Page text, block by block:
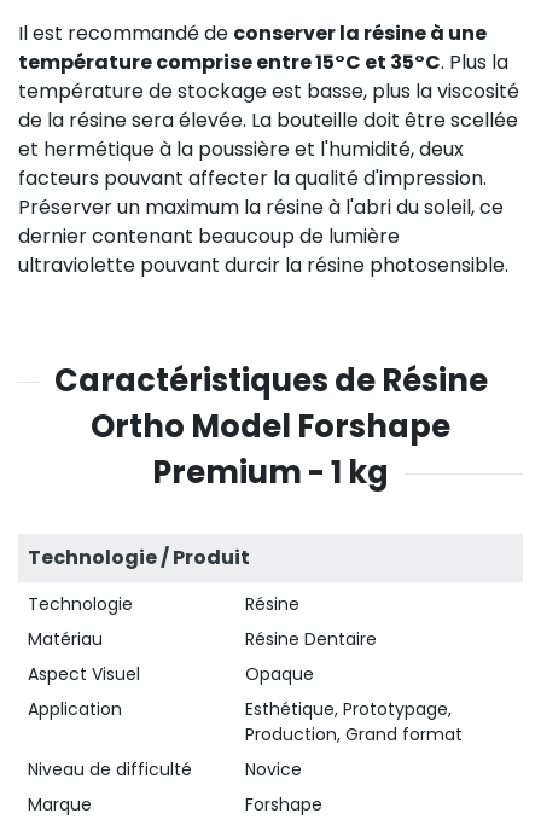
Il est recommandé de conserver la résine à une
température comprise entre 15°C et 35°C. Plus la
température de stockage est basse, plus la viscosité
de la résine sera élevée. La bouteille doit être scellée
et hermétique à la poussière et l'humidité, deux
facteurs pouvant affecter la qualité d'impression.
Préserver un maximum la résine à l'abri du soleil, ce
dernier contenant beaucoup de lumière
ultraviolette pouvant durcir la résine photosensible.
Caractéristiques de Résine
Ortho Model Forshape
Premium - 1 kg
Technologie / Produit
Technologie
Résine
Matériau
Résine Dentaire
Aspect Visuel
Opaque
Application
Esthétique, Prototypage,
Production, Grand format
Niveau de difficulté
Novice
Marque
Forshape